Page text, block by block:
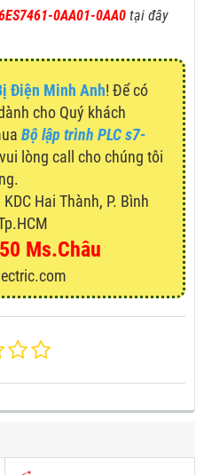
0AA01-0AA0 tại đây
Điện Minh Anh! Để có
cho Quý khách
Bộ lập trình PLC s7-
lòng call cho chúng tôi
Hai Thành, P. Bình
Ms.Châu